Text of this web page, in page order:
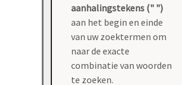
aanhalingstekens (" ")
aan het begin en einde
van uw zoektermen om
naar de exacte
combinatie van woorden
te zoeken.